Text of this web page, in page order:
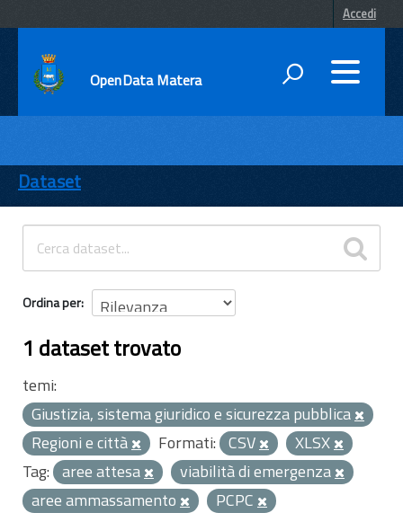
Accedi
OpenData Matera
ENTI
TEMI
INFORMAZIONI
Dataset
Ordina per
1 dataset trovato
temi:
Giustizia, sistema giuridico e sicurezza pubblica
Regioni e città
Formati: CSV
XLSX
Tag: aree attesa
viabilità di emergenza
aree ammassamento
PCPC